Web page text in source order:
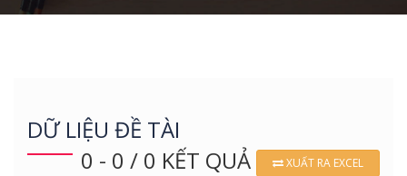
DỮ LIỆU ĐỀ TÀI
0 - 0 / 0 KẾT QUẢ
XUẤT RA EXCEL